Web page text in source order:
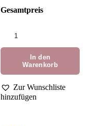
Gesamtpreis
In den
Warenkorb
Zur Wunschliste
hinzufügen